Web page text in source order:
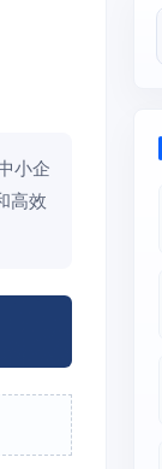
小企
高效